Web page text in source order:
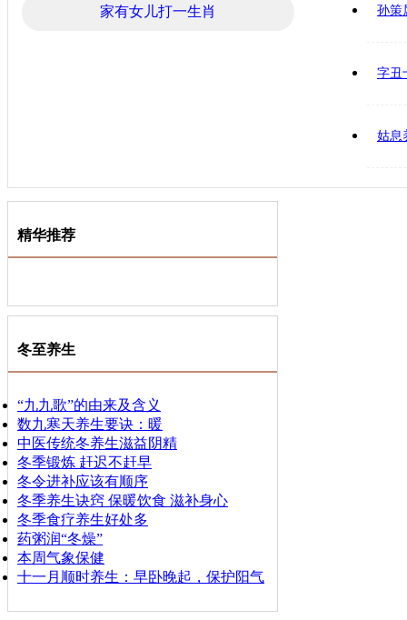
家有女儿打一生肖 孙策
字丑
姑息
精华推荐
冬至养生
“九九歌”的由来及含义
数九寒天养生要诀：暖
中医传统冬养生滋益阴精
冬季锻炼 赶迟不赶早
冬令进补应该有顺序
冬季养生诀窍 保暖饮食 滋补身心
冬季食疗养生好处多
药粥润“冬燥”
本周气象保健
十一月顺时养生：早卧晚起，保护阳气